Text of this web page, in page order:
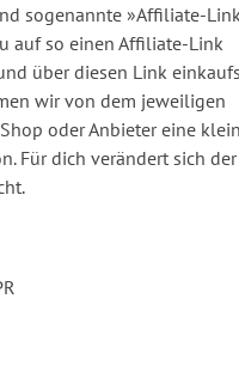
sogenannte »Affiliate-
auf so einen Affiliate-Link
über diesen Link
wir von dem jeweiligen
oder Anbieter eine
Für dich verändert sich der